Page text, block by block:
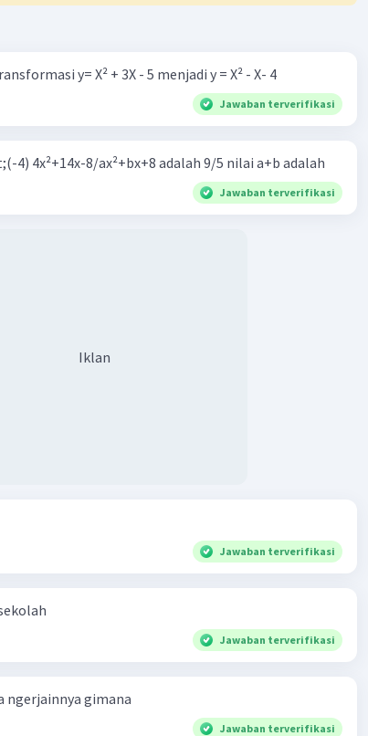
y= X² + 3X - 5 menjadi y = X² - X- 4
Jawaban terverifikasi
4) 4x²+14x-8/ax²+bx+8 adalah 9/5 nilai a+b adalah
Jawaban terverifikasi
Iklan
Jawaban terverifikasi
Jawaban terverifikasi
ngerjainnya gimana
Jawaban terverifikasi